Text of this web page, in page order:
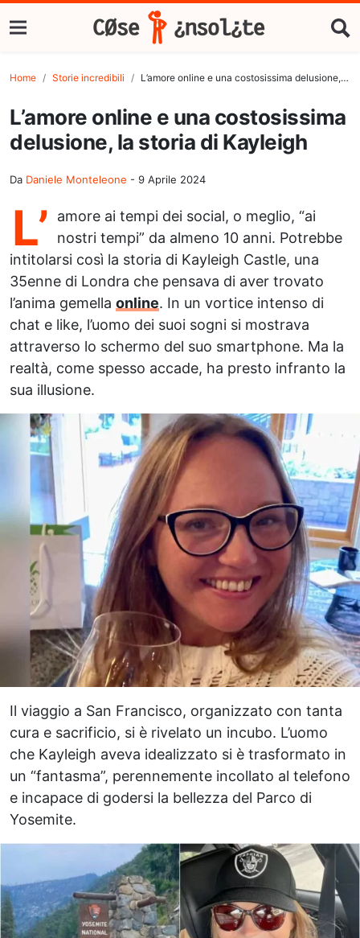
Home Storie incredibili L’amore online e una costosissima delusione, la storia di Kayleigh
L’amore online e una costosissima
delusione, la storia di Kayleigh
Da Daniele Monteleone - 9 Aprile 2024
L’
amore ai tempi dei social, o meglio, “ai
nostri tempi” da almeno 10 anni. Potrebbe
intitolarsi così la storia di Kayleigh Castle, una
35enne di Londra che pensava di aver trovato
l’anima gemella online. In un vortice intenso di
chat e like, l’uomo dei suoi sogni si mostrava
attraverso lo schermo del suo smartphone. Ma la
realtà, come spesso accade, ha presto infranto la
sua illusione.
Il viaggio a San Francisco, organizzato con tanta
cura e sacrificio, si è rivelato un incubo. L’uomo
che Kayleigh aveva idealizzato si è trasformato in
un “fantasma”, perennemente incollato al telefono
e incapace di godersi la bellezza del Parco di
Yosemite.